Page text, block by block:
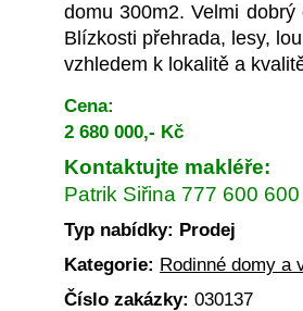
domu 300m2. Velmi
Blízkosti přehrada, lesy,
vzhledem k lokalitě a
Cena:
2 680 000,- Kč
Kontaktujte makléře:
Patrik Siřina 777 600 600
Typ nabídky: Prodej
Kategorie: Rodinné domy a
Číslo zakázky: 030137